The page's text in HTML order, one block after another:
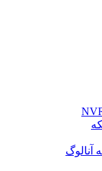
آنالوگ